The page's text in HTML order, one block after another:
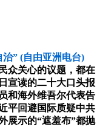
治” (自由亚洲电台)
众关心的议题，都在
宣读的二十大口头报
和海外维吾尔代表告
平回避国际质疑中共
展示的“遮羞布”都抛